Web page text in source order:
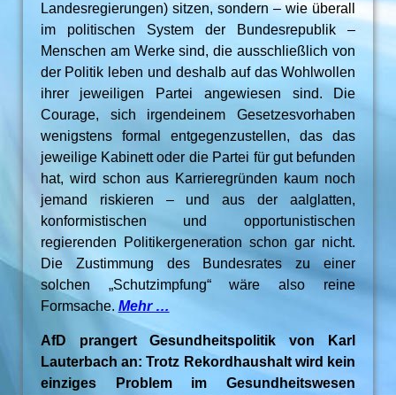
Landesregierungen) sitzen, sondern – wie überall
im politischen System der Bundesrepublik –
Menschen am Werke sind, die ausschließlich von
der Politik leben und deshalb auf das Wohlwollen
ihrer jeweiligen Partei angewiesen sind. Die
Courage, sich irgendeinem Gesetzesvorhaben
wenigstens formal entgegenzustellen, das das
jeweilige Kabinett oder die Partei für gut befunden
hat, wird schon aus Karrieregründen kaum noch
jemand riskieren – und aus der aalglatten,
konformistischen und opportunistischen
regierenden Politikergeneration schon gar nicht.
Die Zustimmung des Bundesrates zu einer
solchen „Schutzimpfung“ wäre also reine
Formsache. Mehr …
AfD prangert Gesundheitspolitik von Karl
Lauterbach an: Trotz Rekordhaushalt wird kein
einziges Problem im Gesundheitswesen